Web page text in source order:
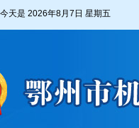
今天是 2026年8月7日 星期五